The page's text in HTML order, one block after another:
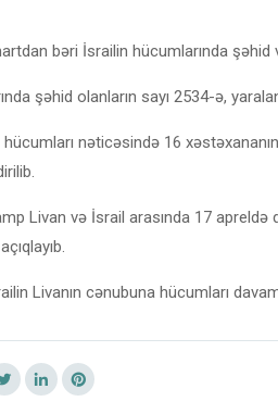
bəri İsrailin hücumlarında şəhid
şəhid olanların sayı 2534-ə,
nəticəsində 16
Livan və İsrail arasında 17
Livanın cənubuna hücumları